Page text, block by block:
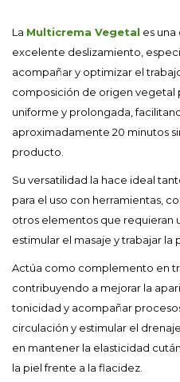
La Multicrema Vegetal es
excelente deslizamiento,
acompañar y optimizar el
composición de origen vegetal
uniforme y prolongada,
aproximadamente 20 minutos
producto.
Su versatilidad la hace ideal
para el uso con herramientas,
otros elementos que requieran
estimular el masaje y trabajar la
Actúa como complemento en
contribuyendo a mejorar la
tonicidad y acompañar
circulación y estimular el
en mantener la elasticidad
la piel frente a la flacidez.